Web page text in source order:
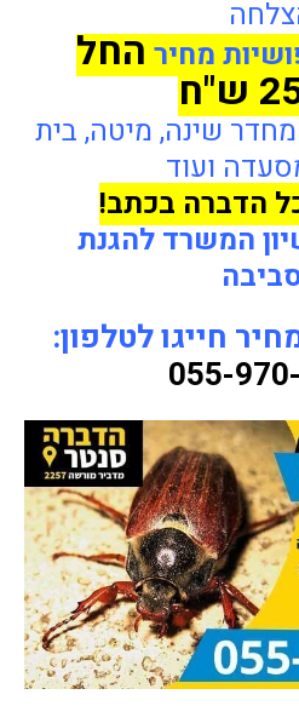
מחירהחל
שינה, מיטה, בית
ועוד
הדברה בכתב!
המשרד להגנת
חייגו לטלפון:
055-